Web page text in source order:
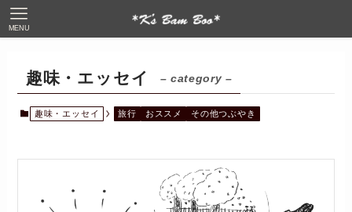
MENU
趣味・エッセイ – category –
趣味・エッセイ 旅行 おススメ その他つぶやき